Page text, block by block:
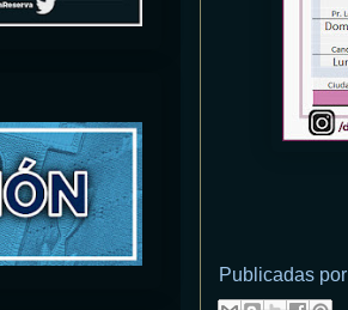
Publicadas por